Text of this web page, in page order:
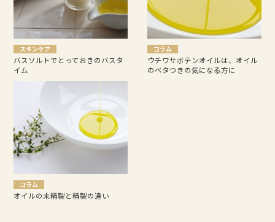
スキンケア
バスソルトでとっておきのバスタ
イム
コラム
ウチワサボテンオイルは、オイル
のベタつきの気になる方に
コラム
オイルの未精製と精製の違い